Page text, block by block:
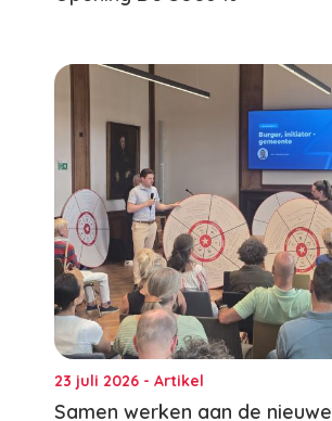
23 juli 2026 - Artikel
Samen werken aan de nieuwe